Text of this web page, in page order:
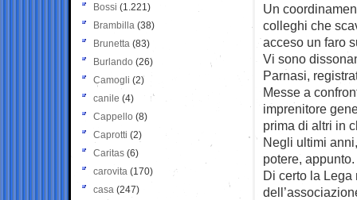
Un
colleghi che
acceso un faro
Vi sono
Parnasi,
Messe a
imprenitore
prima di altri in
Negli ultimi
potere, appunto.
Di certo la Lega
Bossi (1.221)
Brambilla (38)
Brunetta (83)
Burlando (26)
Camogli (2)
canile (4)
Cappello (8)
Caprotti (2)
Caritas (6)
carovita (170)
casa (247)